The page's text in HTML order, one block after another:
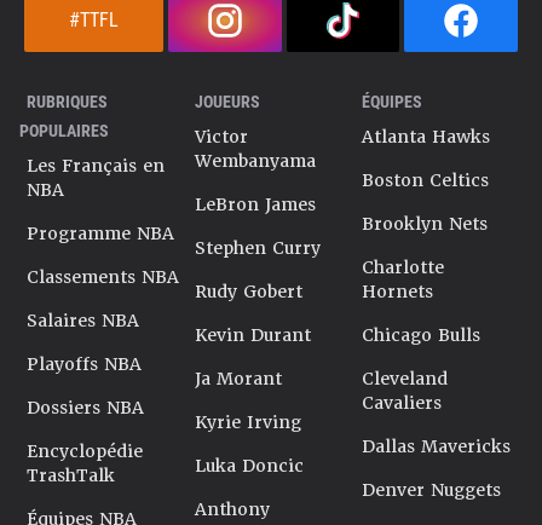
#TTFL
RUBRIQUES
POPULAIRES
Les Français en
NBA
Programme NBA
Classements NBA
Salaires NBA
Playoffs NBA
Dossiers NBA
Encyclopédie
TrashTalk
Équipes NBA
JOUEURS
Victor
Wembanyama
LeBron James
Stephen Curry
Rudy Gobert
Kevin Durant
Ja Morant
Kyrie Irving
Luka Doncic
Anthony
ÉQUIPES
Atlanta Hawks
Boston Celtics
Brooklyn Nets
Charlotte
Hornets
Chicago Bulls
Cleveland
Cavaliers
Dallas Mavericks
Denver Nuggets